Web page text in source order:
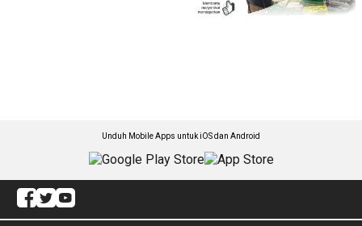
Unduh Mobile Apps untuk iOS dan Android